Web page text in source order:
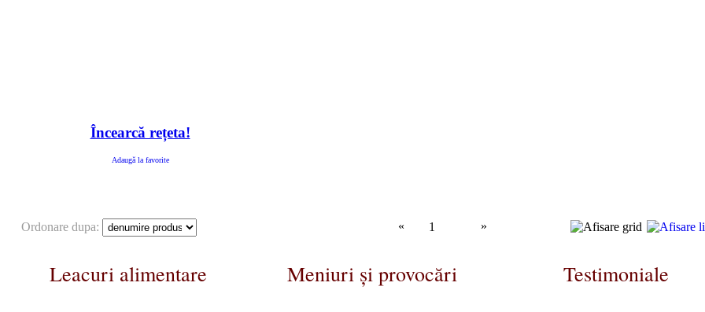
Încearcă rețeta!
Adaugă la favorite
Ordonare dupa: « 1 »
Leacuri alimentare Meniuri și provocări Testimoniale